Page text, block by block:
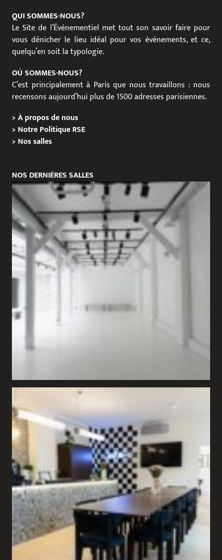
QUI SOMMES-NOUS?
Le Site de l’Événementiel met tout son savoir faire pour
vous dénicher le lieu idéal pour vos événements, et ce,
quelqu’en soit la typologie.
OÙ SOMMES-NOUS?
C’est principalement à Paris que nous travaillons : nous
recensons aujourd’hui plus de 1500 adresses parisiennes.
>À propos de nous
> Notre Politique RSE
> Nos salles
NOS DERNIÈRES SALLES